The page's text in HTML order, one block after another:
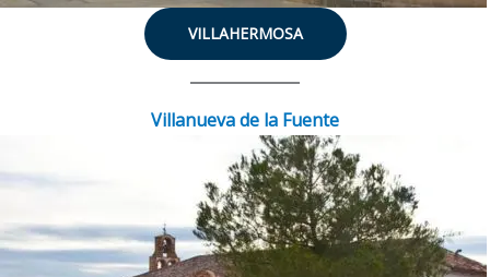
VILLAHERMOSA
Villanueva de la Fuente